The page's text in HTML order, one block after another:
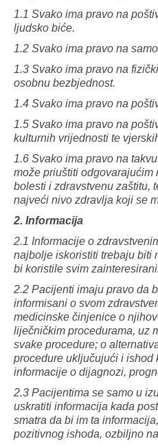
1.1 Svako ima pravo na
ljudsko biće.
1.2 Svako ima pravo na
1.3 Svako ima pravo na
osobnu bezbjednost.
1.4 Svako ima pravo na
1.5 Svako ima pravo na
kulturnih vrijednosti te
1.6 Svako ima pravo na
može priuštiti odgovarajućim
bolesti i zdravstvenu zaštitu,
najveći nivo zdravlja koji se
2. Informacija
2.1 Informacije o
najbolje iskoristiti trebaju biti
bi koristile svim
2.2 Pacijenti imaju pravo da
informisani o svom
medicinske činjenice o
liječničkim procedurama, uz
svake procedure; o
procedure uključujući i ishod
informacije o dijagnozi,
2.3 Pacijentima se samo u
uskratiti informacija kada
smatra da bi im ta
pozitivnog ishoda, ozbiljno